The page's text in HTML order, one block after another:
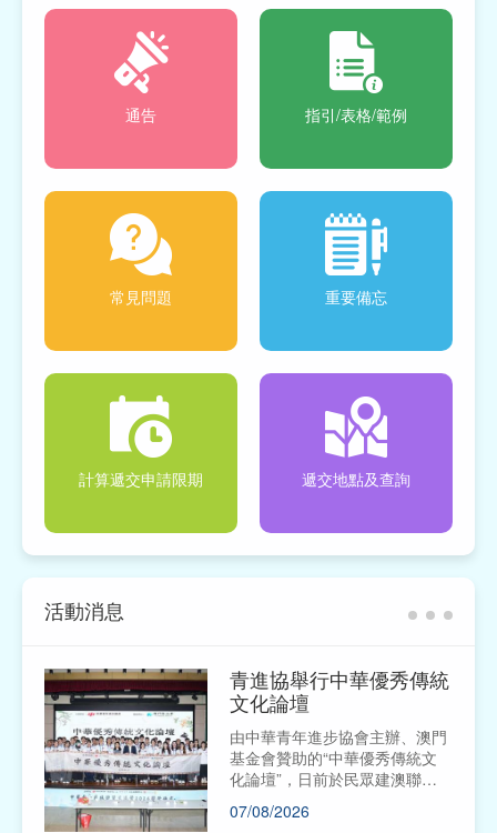
通告 指引/表格/範例
常見問題 重要備忘
計算遞交申請限期 遞交地點及查詢
活動消息
青進協舉行中華優秀傳統
文化論壇
由中華青年進步協會主辦、澳門
基金會贊助的“中華優秀傳統文
化論壇”，日前於民眾建澳聯盟
擔任主講嘉賓，以“中醫文化傳
07/08/2026